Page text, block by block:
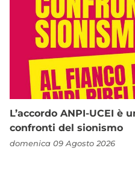
L’accordo ANPI-UCEI è
confronti del sionismo
domenica 09 Agosto 2026